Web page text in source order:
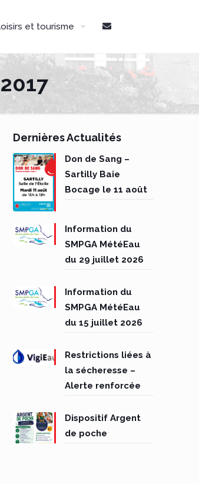
et tourisme
Dernières Actualités
Don de Sang –
Sartilly Baie
Bocage le 11 août
Information du
SMPGA MétéEau
du 29 juillet 2026
Information du
SMPGA MétéEau
du 15 juillet 2026
Restrictions liées à
la sécheresse –
Alerte renforcée
Dispositif Argent
de poche